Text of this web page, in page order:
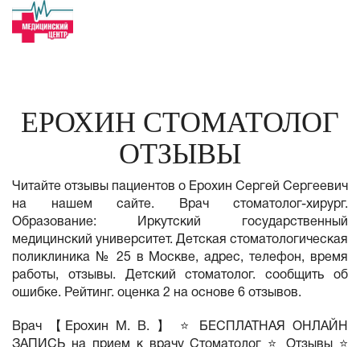
ЕРОХИН СТОМАТОЛОГ
ОТЗЫВЫ
Читайте отзывы пациентов о Ерохин Сергей Сергеевич
на нашем сайте. Врач стоматолог-хирург.
Образование: Иркутский государственный
медицинский университет. Детская стоматологическая
поликлиника № 25 в Москве, адрес, телефон, время
работы, отзывы. Детский стоматолог. сообщить об
ошибке. Рейтинг. оценка 2 на основе 6 отзывов.
Врач 【Ерохин М. В. 】 ⭐ БЕСПЛАТНАЯ ОНЛАЙН
ЗАПИСЬ на прием к врачу Стоматолог ⭐ Отзывы ⭐